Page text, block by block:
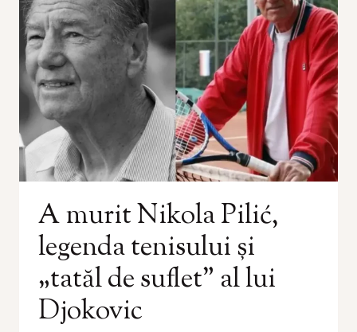
A murit Nikola Pilić,
legenda tenisului și
„tatăl de suflet” al lui
Djokovic